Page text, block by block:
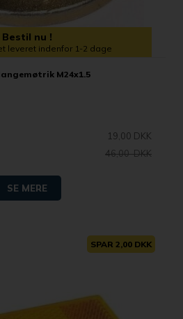
Bestil nu !
leveret indenfor 1-2 dage
M24x1.5
19,00 DKK
46,00 DKK
SE MERE
SPAR 2,00 DKK